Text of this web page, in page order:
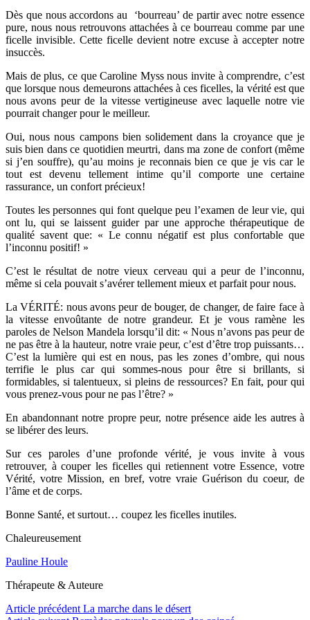
Dès que nous accordons au ‘bourreau’ de partir avec notre essence
pure, nous nous retrouvons attachées à ce bourreau comme par une
ficelle invisible. Cette ficelle devient notre excuse à accepter notre
insuccès.
Mais de plus, ce que Caroline Myss nous invite à comprendre, c’est
que lorsque nous demeurons attachées à ces ficelles, la vérité est que
nous avons peur de la vitesse vertigineuse avec laquelle notre vie
pourrait changer pour le meilleur.
Oui, nous nous campons bien solidement dans la croyance que je
suis bien dans ce quotidien meurtri, dans ma zone de confort (même
si j’en souffre), qu’au moins je reconnais bien ce que je vis car le
tout est devenu tellement intime qu’il comporte une certaine
rassurance, un confort précieux!
Toutes les personnes qui font quelque peu l’examen de leur vie, qui
ont lu, qui se laissent guider par une approche thérapeutique de
qualité savent que: « Le connu négatif est plus confortable que
l’inconnu positif! »
C’est le résultat de notre vieux cerveau qui a peur de l’inconnu,
même si cela pouvait s’avérer tellement mieux et parfait pour nous.
La VÉRITÉ: nous avons peur de bouger, de changer, de faire face à
la vitesse envoûtante de notre grandeur. Et je vous ramène les
paroles de Nelson Mandela lorsqu’il dit: « Nous n’avons pas peur de
ne pas être à la hauteur, notre vraie peur, c’est d’être trop puissants…
C’est la lumière qui est en nous, pas les zones d’ombre, qui nous
terrifie le plus car qui sommes-nous pour être si brillants, si
formidables, si talentueux, si pleins de ressources? En fait, pour qui
vous prenez-vous pour ne pas l’être? »
En abandonnant notre propre peur, notre présence aide les autres à
se libérer des leurs.
Sur ces paroles d’une profonde vérité, je vous invite à vous
retrouver, à couper les ficelles qui retiennent votre Essence, votre
Vérité, votre Mission, en bref, votre vraie Guérison du coeur, de
l’âme et de corps.
Bonne Santé, et surtout… coupez les ficelles inutiles.
Chaleureusement
Pauline Houle
Thérapeute & Auteure
Lire
Article précédent La marche dans le désert